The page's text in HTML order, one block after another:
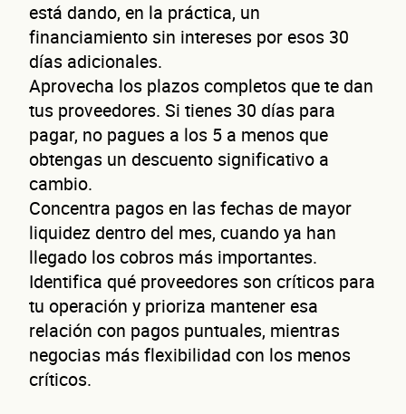
está dando, en la práctica, un
financiamiento sin intereses por esos 30
días adicionales.
Aprovecha los plazos completos que te dan
tus proveedores. Si tienes 30 días para
pagar, no pagues a los 5 a menos que
obtengas un descuento significativo a
cambio.
Concentra pagos en las fechas de mayor
liquidez dentro del mes, cuando ya han
llegado los cobros más importantes.
Identifica qué proveedores son críticos para
tu operación y prioriza mantener esa
relación con pagos puntuales, mientras
negocias más flexibilidad con los menos
críticos.